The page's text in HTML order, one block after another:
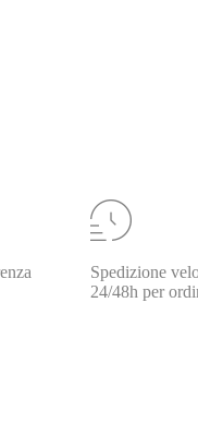
Spedizione
24/48h per